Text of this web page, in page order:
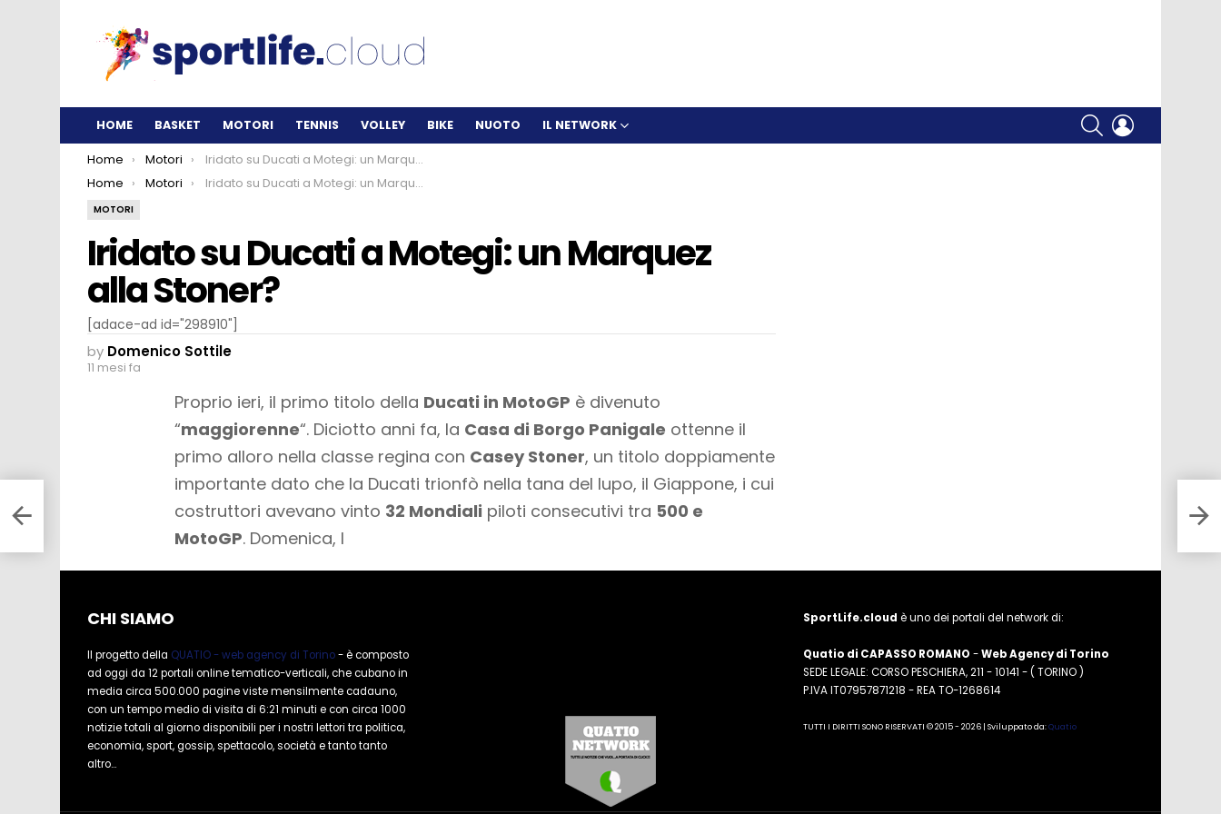
HOME BASKET MOTORI TENNIS VOLLEY BIKE NUOTO IL NETWORK
SEARCH
You are here:
Home Motori
Iridato su Ducati a Motegi: un Marquez alla Stoner?
You are here:
Home Motori Iridato su Ducati a Motegi: un Marquez alla Stoner?
MOTORI
Iridato su Ducati a Motegi: un Marquez
alla Stoner?
[adace-ad id="298910"]
by Domenico Sottile
11 mesi fa
Proprio ieri, il primo titolo della Ducati in MotoGP è divenuto
“maggiorenne“. Diciotto anni fa, la Casa di Borgo Panigale ottenne il
primo alloro nella classe regina con Casey Stoner, un titolo doppiamente
importante dato che la Ducati trionfò nella tana del lupo, il Giappone, i cui
costruttori avevano vinto 32 Mondiali piloti consecutivi tra 500 e
MotoGP. Domenica, l
CHI SIAMO
Il progetto della QUATIO - web agency di Torino- è composto
ad oggi da 12 portali online tematico-verticali, che cubano in
media circa 500.000 pagine viste mensilmente cadauno,
con un tempo medio di visita di 6:21 minuti e con circa 1000
notizie totali al giorno disponibili per i nostri lettori tra politica,
economia, sport, gossip, spettacolo, società e tanto tanto
altro...
SportLife.cloud è uno dei portali del network di:
Quatio di CAPASSO ROMANO -Web Agency di Torino
SEDE LEGALE: CORSO PESCHIERA, 211 - 10141 - ( TORINO )
P.IVA IT07957871218 - REA TO-1268614
TUTTI I DIRITTI SONO RISERVATI © 2015 - 2026 | Sviluppato da:Quatio